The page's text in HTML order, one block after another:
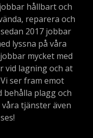
hållbart och
reparera och
2017 jobbar
lyssna på våra
mycket med
vid lagning och at
ser fram emot
plagg och
tjänster även